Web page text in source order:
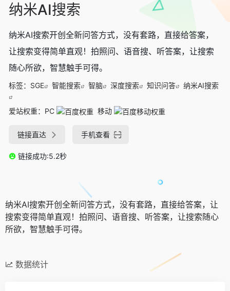
纳米AI搜索
纳米AI搜索开创全新问答方式，没有套路，直接给答案，
让搜索变得简单直观！拍照问、语音搜、听答案，让搜索
随心所欲，智慧触手可得。
标签： SGE 智能搜索 智脑 深度搜索 知识问答 纳米AI搜索
爱站权重： PC 移动
链接直达 手机查看
链接成功:5.2秒
纳米AI搜索开创全新问答方式，没有套路，直接给答案，让
搜索变得简单直观！拍照问、语音搜、听答案，让搜索随心
所欲，智慧触手可得。
数据统计